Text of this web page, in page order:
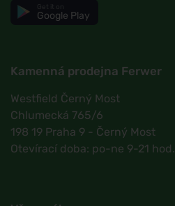
Google Play
Kamenná prodejna Ferwer
Westfield Černý Most
Chlumecká 765/6
198 19 Praha 9 - Černý Most
Otevírací doba: po-ne 9-21 hod.